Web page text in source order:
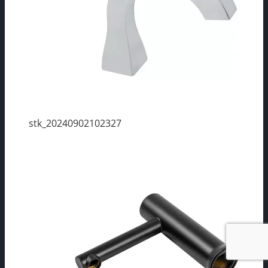
stk_20240902102327